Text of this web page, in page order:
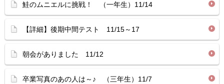
鮭のムニエルに挑戦！ （一年生）11/14
【詳細】後期中間テスト 11/15～17
朝会がありました 11/12
卒業写真のあの人は～♪ （三年生）11/7